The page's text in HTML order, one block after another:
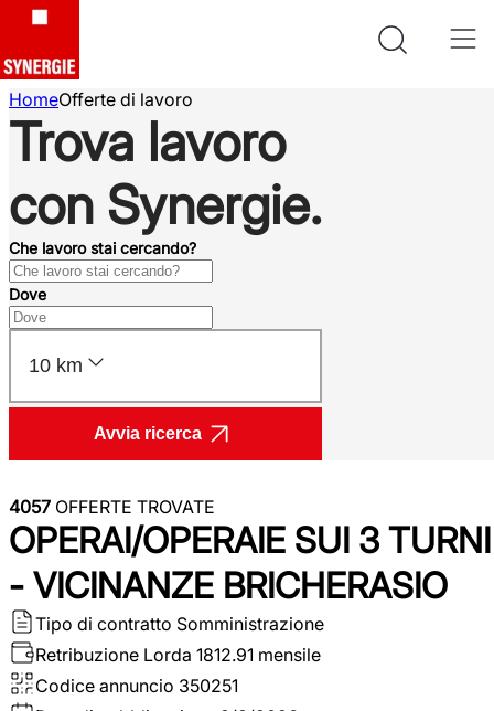
HomeOfferte di lavoro
Trova lavoro
con Synergie.
Che lavoro stai cercando?
Dove
10 km
Avvia ricerca
4057 OFFERTE TROVATE
OPERAI/OPERAIE SUI 3 TURNI
- VICINANZE BRICHERASIO
Tipo di contratto Somministrazione
Retribuzione Lorda 1812.91 mensile
Codice annuncio 350251